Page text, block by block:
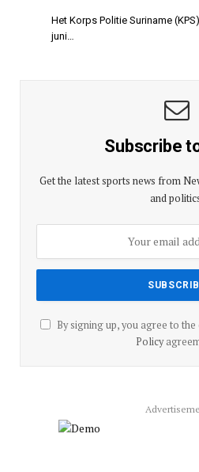
Het Korps Politie Suriname
juni…
Subscribe
Get the latest sports news from
and
By signing up, you agree to
Policy